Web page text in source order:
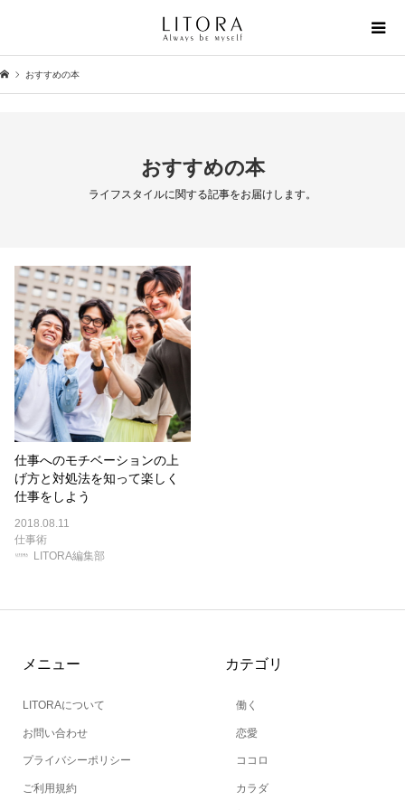
おすすめの本
おすすめの本
ライフスタイルに関する記事をお届けします。
仕事へのモチベーションの上
げ方と対処法を知って楽しく
仕事をしよう
2018.08.11
仕事術
LITORA編集部
メニュー
LITORAについて
お問い合わせ
プライバシーポリシー
ご利用規約
カテゴリ
働く
恋愛
ココロ
カラダ